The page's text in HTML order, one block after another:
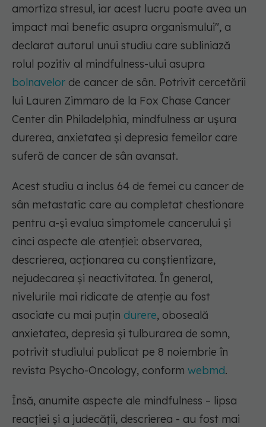
amortiza stresul, iar acest lucru poate avea un
impact mai benefic asupra organismului", a
declarat autorul unui studiu care subliniază
rolul pozitiv al mindfulness-ului asupra
bolnavelor de cancer de sân. Potrivit cercetării
lui Lauren Zimmaro de la Fox Chase Cancer
Center din Philadelphia, mindfulness ar ușura
durerea, anxietatea și depresia femeilor care
suferă de cancer de sân avansat.
Acest studiu a inclus 64 de femei cu cancer de
sân metastatic care au completat chestionare
pentru a-și evalua simptomele cancerului și
cinci aspecte ale atenției: observarea,
descrierea, acționarea cu conștientizare,
nejudecarea și neactivitatea. În general,
nivelurile mai ridicate de atenție au fost
asociate cu mai puțin durere, oboseală
anxietatea, depresia și tulburarea de somn,
potrivit studiului publicat pe 8 noiembrie în
revista Psycho-Oncology, conform webmd.
Însă, anumite aspecte ale mindfulness – lipsa
reacției și a judecății, descrierea - au fost mai